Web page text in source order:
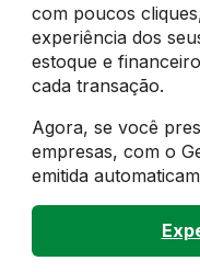
com poucos
experiência dos
estoque e
cada transação.
Agora, se você
empresas, com o
emitida